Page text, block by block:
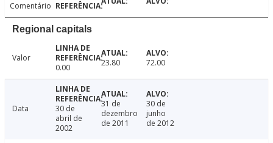
Comentário
Regional capitals
Valor
0.00
23.80 72.00
Data
30 de
abril de
2002
31 de
dezembro
de 2011
30 de
junho
de 2012